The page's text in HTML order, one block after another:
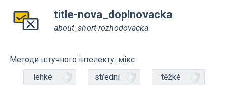
title-nova_doplnovacka
about_short-rozhodovacka
Методи штучного інтелекту: мікс
lehké
střední těžké